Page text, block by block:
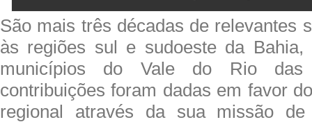
São mais três décadas de relevantes
às regiões sul e sudoeste da Bahia,
municípios do Vale do Rio das
contribuições foram dadas em favor
regional através da sua missão de